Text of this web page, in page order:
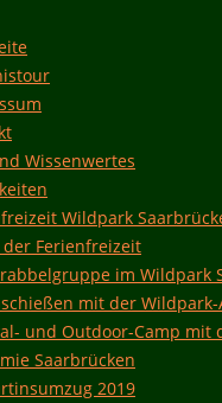
Wissenwertes
Wildpark
Ferienfreizeit
im Wildpark
mit der
und Outdoor-Camp mit
Saarbrücken
2019